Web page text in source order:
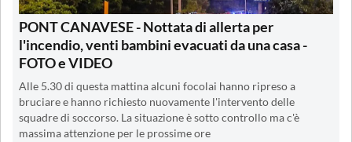
PONT CANAVESE - Nottata di allerta per
l'incendio, venti bambini evacuati da una casa -
FOTO e VIDEO
Alle 5.30 di questa mattina alcuni focolai hanno ripreso a
bruciare e hanno richiesto nuovamente l'intervento delle
squadre di soccorso. La situazione è sotto controllo ma c'è
massima attenzione per le prossime ore